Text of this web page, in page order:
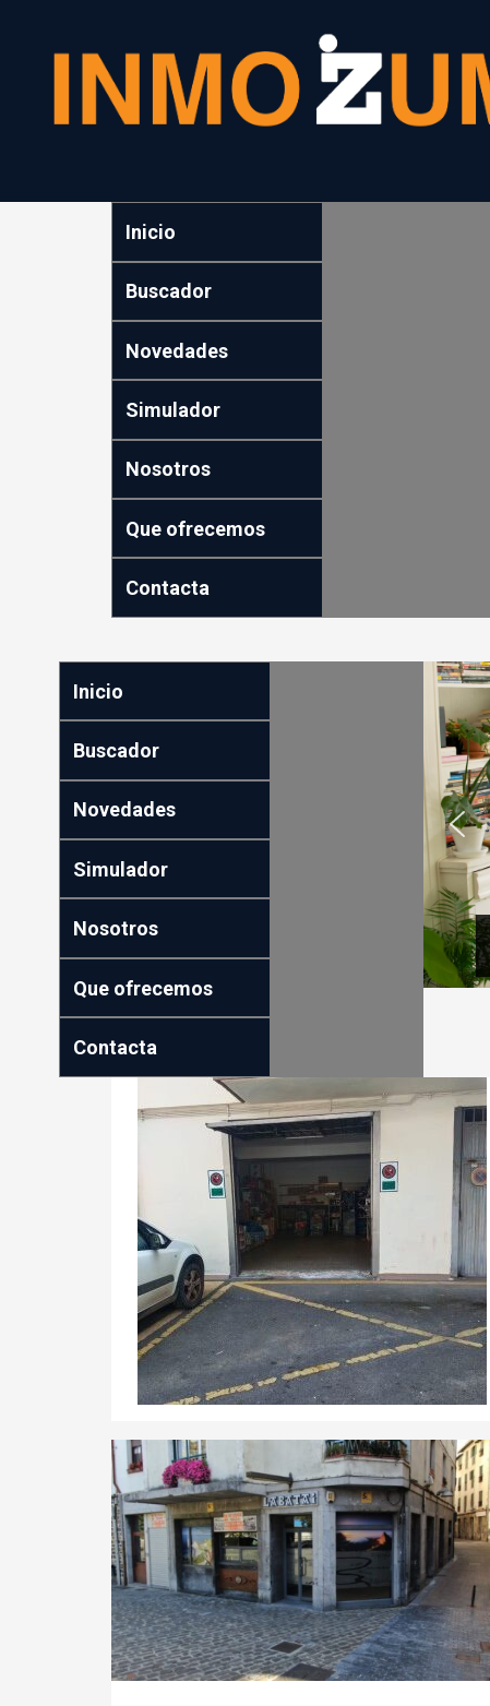
Inicio
Buscador
Novedades
Simulador
Nosotros
Que ofrecemos
Contacta
Inicio
Buscador
Novedades
Simulador
Nosotros
Que ofrecemos
Contacta
75.000€ -2
ERREKA TXIKI 5
USURBIL, GIPUZKOA
mas info